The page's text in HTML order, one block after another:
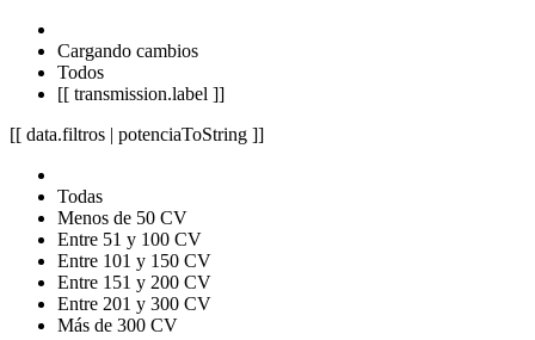
Cargando cambios
Todos
[[ transmission.label ]]
[[ data.filtros | potenciaToString ]]
Todas
Menos de 50 CV
Entre 51 y 100 CV
Entre 101 y 150 CV
Entre 151 y 200 CV
Entre 201 y 300 CV
Más de 300 CV